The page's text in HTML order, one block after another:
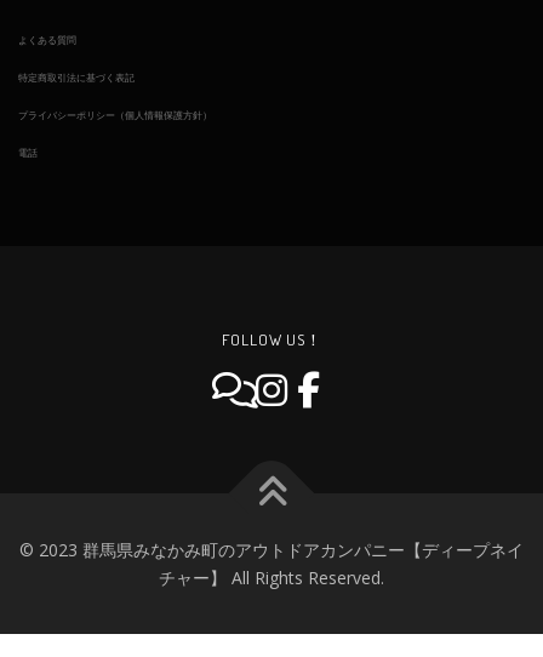
よくある質問
特定商取引法に基づく表記
プライバシーポリシー（個人情報保護方針）
電話
FOLLOW US！
© 2023 群馬県みなかみ町のアウトドアカンパニー【ディープネイ
チャー】 All Rights Reserved.